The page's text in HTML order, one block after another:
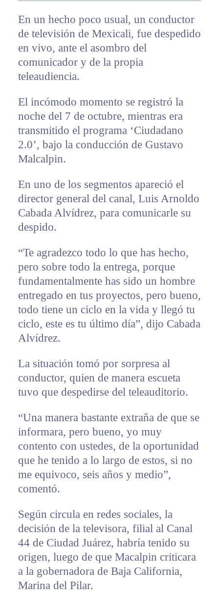
En un hecho poco usual, un conductor
de televisión de Mexicali, fue despedido
en vivo, ante el asombro del
comunicador y de la propia
teleaudiencia.
El incómodo momento se registró la
noche del 7 de octubre, mientras era
transmitido el programa ‘Ciudadano
2.0’, bajo la conducción de Gustavo
Malcalpin.
En uno de los segmentos apareció el
director general del canal, Luis Arnoldo
Cabada Alvídrez, para comunicarle su
despido.
“Te agradezco todo lo que has hecho,
pero sobre todo la entrega, porque
fundamentalmente has sido un hombre
entregado en tus proyectos, pero bueno,
todo tiene un ciclo en la vida y llegó tu
ciclo, este es tu último día”, dijo Cabada
Alvídrez.
La situación tomó por sorpresa al
conductor, quien de manera escueta
tuvo que despedirse del teleauditorio.
“Una manera bastante extraña de que se
informara, pero bueno, yo muy
contento con ustedes, de la oportunidad
que he tenido a lo largo de estos, si no
me equivoco, seis años y medio”,
comentó.
Según circula en redes sociales, la
decisión de la televisora, filial al Canal
44 de Ciudad Juárez, habría tenido su
origen, luego de que Macalpin criticara
a la gobernadora de Baja California,
Marina del Pilar.